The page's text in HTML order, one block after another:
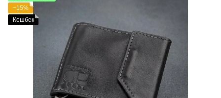
−15%
Кешбек